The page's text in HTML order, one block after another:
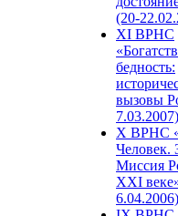
(20-
XI ВРНС
бедность:
вызовы
7.03.2007)
X ВРНС
Человек.
Миссия
XXI
6.04.2006)